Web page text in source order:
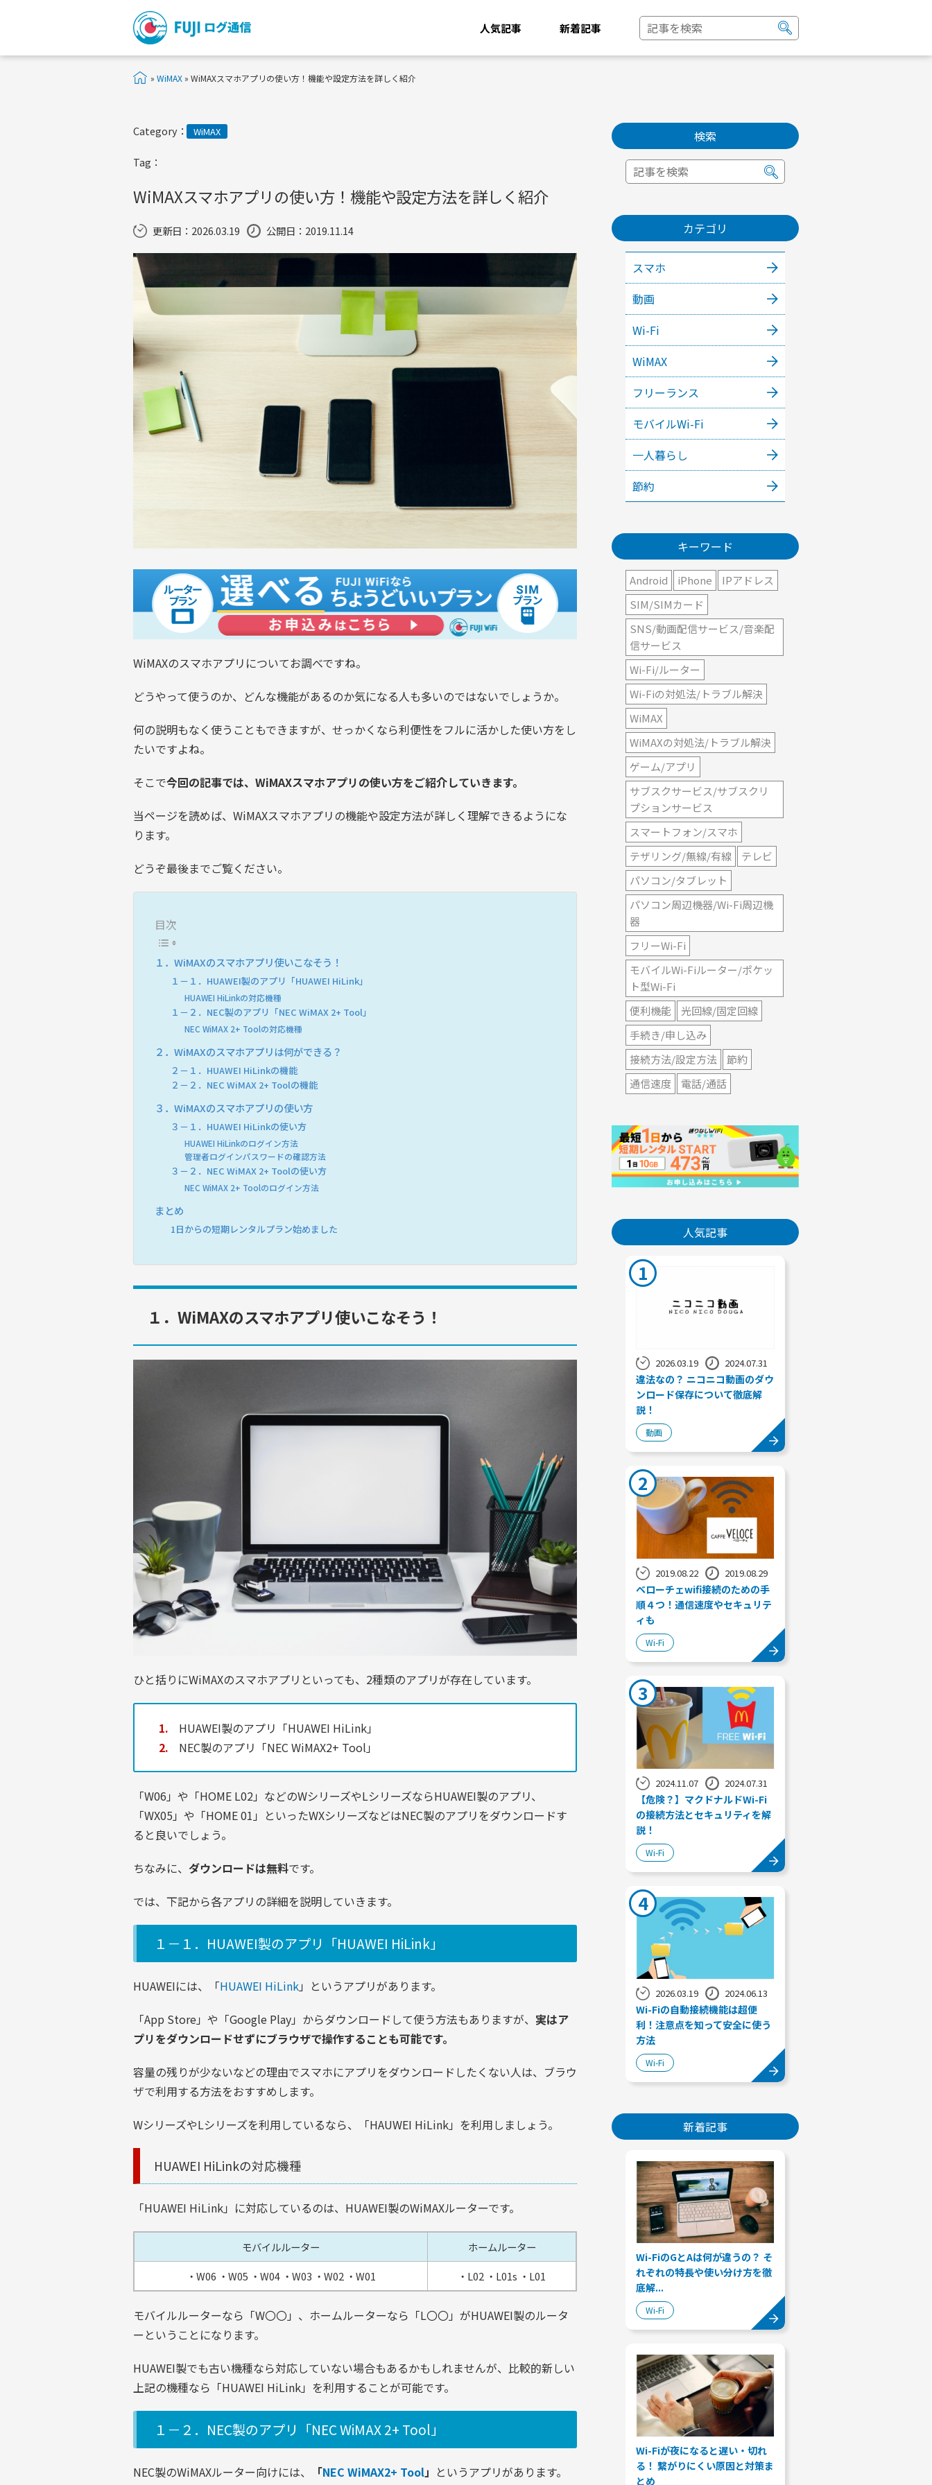
人気記事 新着記事
» WiMAX » WiMAXスマホアプリの使い方！機能や設定方法を詳しく紹介
Category： WiMAX
Tag：
WiMAXスマホアプリの使い方！機能や設定方法を詳しく紹介
更新日： 2026.03.19 公開日：2019.11.14
WiMAXのスマホアプリについてお調べですね。
どうやって使うのか、どんな機能があるのか気になる人も多いのではないでしょうか。
何の説明もなく使うこともできますが、せっかくなら利便性をフルに活かした使い方をし
たいですよね。
そこで今回の記事では、WiMAXスマホアプリの使い方をご紹介していきます。
当ページを読めば、WiMAXスマホアプリの機能や設定方法が詳しく理解できるようにな
ります。
どうぞ最後までご覧ください。
目次
１．WiMAXのスマホアプリ使いこなそう！
１－１．HUAWEI製のアプリ「HUAWEI HiLink」
HUAWEI HiLinkの対応機種
１－２．NEC製のアプリ「NEC WiMAX 2+ Tool」
NEC WiMAX 2+ Toolの対応機種
２．WiMAXのスマホアプリは何ができる？
２－１．HUAWEI HiLinkの機能
２－２．NEC WiMAX 2+ Toolの機能
３．WiMAXのスマホアプリの使い方
３－１．HUAWEI HiLinkの使い方
HUAWEI HiLinkのログイン方法
管理者ログインパスワードの確認方法
３－２．NEC WiMAX 2+ Toolの使い方
NEC WiMAX 2+ Toolのログイン方法
まとめ
1日からの短期レンタルプラン始めました
１．WiMAXのスマホアプリ使いこなそう！
ひと括りにWiMAXのスマホアプリといっても、2種類のアプリが存在しています。
HUAWEI製のアプリ「HUAWEI HiLink」
NEC製のアプリ「NEC WiMAX2+ Tool」
「W06」や「HOME L02」などのWシリーズやLシリーズならHUAWEI製のアプリ、
「WX05」や「HOME 01」といったWXシリーズなどはNEC製のアプリをダウンロードす
ると良いでしょう。
ちなみに、 ダウンロードは無料です。
では、下記から各アプリの詳細を説明していきます。
１－１．HUAWEI製のアプリ「HUAWEI HiLink」
HUAWEIには、 「HUAWEI HiLink」 というアプリがあります。
「App Store」や「Google Play」からダウンロードして使う方法もありますが、 実はア
プリをダウンロードせずにブラウザで操作することも可能です。
容量の残りが少ないなどの理由でスマホにアプリをダウンロードしたくない人は、ブラウ
ザで利用する方法をおすすめします。
WシリーズやLシリーズを利用しているなら、「HAUWEI HiLink」を利用しましょう。
HUAWEI HiLinkの対応機種
「HUAWEI HiLink」に対応しているのは、HUAWEI製のWiMAXルーターです。
モバイルルーター
ホームルーター
・W06 ・W05 ・W04 ・W03 ・W02 ・W01 ・L02 ・L01s ・L01
モバイルルーターなら「W〇〇」、ホームルーターなら「L〇〇」がHUAWEI製のルータ
ーということになります。
HUAWEI製でも古い機種なら対応していない場合もあるかもしれませんが、比較的新しい
上記の機種なら「HUAWEI HiLink」を利用することが可能です。
１－２．NEC製のアプリ「NEC WiMAX 2+ Tool」
NEC製のWiMAXルーター向けには、 「NEC WiMAX2+ Tool」 というアプリがあります。
検索
カテゴリ
スマホ
動画
Wi-Fi
WiMAX
フリーランス
モバイルWi-Fi
一人暮らし
節約
キーワード
Android iPhone
IPアドレス
SIM/SIMカード
SNS/動画配信サービス/音楽配
信サービス
Wi-Fi/ルーター
Wi-Fiの対処法/トラブル解決
WiMAX
WiMAXの対処法/トラブル解決
ゲーム/アプリ
サブスクサービス/サブスクリ
プションサービス
スマートフォン/スマホ
テザリング/無線/有線
テレビ
パソコン/タブレット
パソコン周辺機器/Wi-Fi周辺機
器
フリーWi-Fi
モバイルWi-Fiルーター/ポケッ
ト型Wi-Fi
便利機能
光回線/固定回線
手続き/申し込み
接続方法/設定方法
節約
通信速度
電話/通話
人気記事
2026.03.19 2024.07.31
違法なの？ ニコニコ動画のダウ
ンロード保存について徹底解
説！
動画
1
2019.08.22 2019.08.29
ベローチェwifi接続のための手
順４つ！通信速度やセキュリテ
ィも
Wi-Fi
2
2024.11.07 2024.07.31
【危険？】マクドナルドWi-Fi
の接続方法とセキュリティを解
説！
Wi-Fi
3
2026.03.19 2024.06.13
Wi-Fiの自動接続機能は超便
利！注意点を知って安全に使う
方法
Wi-Fi
4
新着記事
Wi-FiのGとAは何が違うの？ そ
れぞれの特長や使い分け方を徹
底解...
Wi-Fi
Wi-Fiが夜になると遅い・切れ
る！ 繋がりにくい原因と対策ま
とめ